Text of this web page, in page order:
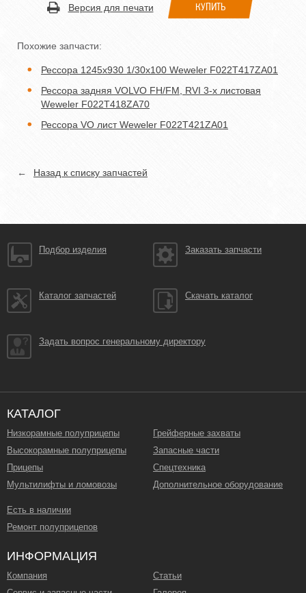
Версия для печати КУПИТЬ
Похожие запчасти:
Рессора 1245x930 1/30x100 Weweler F022T417ZA01
Рессора задняя VOLVO FH/FM, RVI 3-х листовая
Weweler F022T418ZA70
Рессора VO лист Weweler F022T421ZA01
← Назад к списку запчастей
Подбор изделия Заказать запчасти
Каталог запчастей Скачать каталог
Задать вопрос генеральному директору
КАТАЛОГ
Низкорамные полуприцепы
Высокорамные полуприцепы
Прицепы
Мультилифты и ломовозы
Грейферные захваты
Запасные части
Спецтехника
Дополнительное оборудование
Есть в наличии
Ремонт полуприцепов
ИНФОРМАЦИЯ
Компания
Статьи